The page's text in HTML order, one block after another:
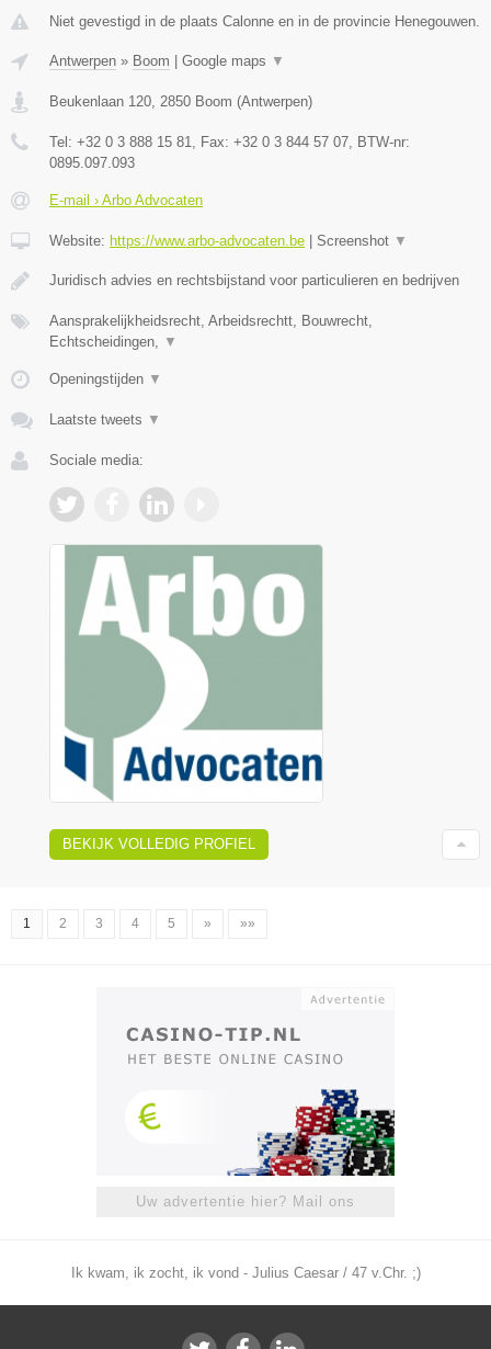
Niet gevestigd in de plaats Calonne en in de provincie Henegouwen.
Antwerpen » Boom | Google maps ▼
Beukenlaan 120 2850 Boom (Antwerpen)
Tel: +32 0 3 888 15 81 , Fax: +32 0 3 844 57 07 , BTW-nr:
0895.097.093
E-mail › Arbo Advocaten
Website: https://www.arbo-advocaten.be | Screenshot ▼
Juridisch advies en rechtsbijstand voor particulieren en bedrijven
Aansprakelijkheidsrecht, Arbeidsrechtt, Bouwrecht,
Echtscheidingen,
▼
Openingstijden ▼
Laatste tweets ▼
Sociale media:
BEKIJK VOLLEDIG PROFIEL
1 2 3 4 5 » »»
Uw advertentie hier? Mail ons
Ik kwam, ik zocht, ik vond - Julius Caesar / 47 v.Chr. ;)